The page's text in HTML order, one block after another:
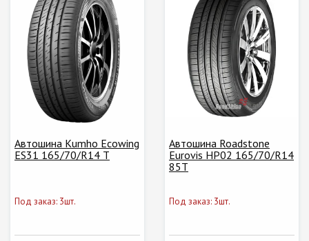
Автошина Kumho Ecowing
ES31 165/70/R14 T
Под заказ: 3шт.
Автошина Roadstone
Eurovis HP02 165/70/R14
85T
Под заказ: 3шт.